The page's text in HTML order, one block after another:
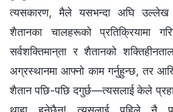
त्यसकारण, मैले यसभन्दा अघि
शैतानका चालहरूको प्रतिक्रियामा
सर्वशक्तिमान्‌ता र शैतानको
अग्रस्थानमा आफ्‍नो काम गर्नुहुन्छ, तर
शैतान पछि-पछि दगुर्छ—त्यसलाई केले